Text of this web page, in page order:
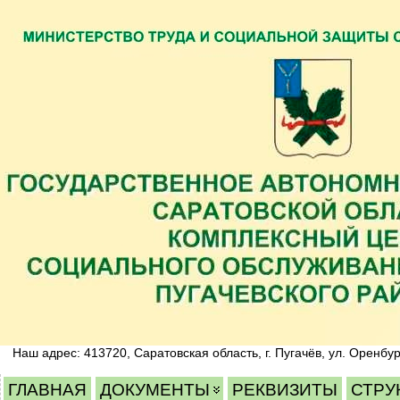
Наш адрес: 413720, Саратовская область, г. Пугачёв, ул.
ГЛАВНАЯ ДОКУМЕНТЫ РЕКВИЗИТЫ